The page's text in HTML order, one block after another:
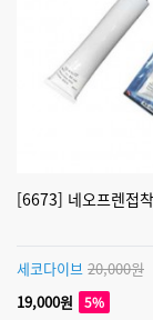
[6673] 네오프렌접
세코다이브 20,000원
19,000원
5%